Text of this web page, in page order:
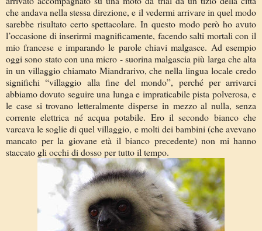
che andava nella stessa direzione, e il vedermi arrivare in quel modo
sarebbe risultato certo spettacolare. In questo modo però ho avuto
l’occasione di inserirmi magnificamente, facendo salti mortali con il
mio francese e imparando le parole chiavi malgasce. Ad esempio
oggi sono stato con una micro - suorina malgascia più larga che alta
in un villaggio chiamato Miandrarivo, che nella lingua locale credo
significhi “villaggio alla fine del mondo”, perché per arrivarci
abbiamo dovuto seguire una lunga e impraticabile pista polverosa, e
le case si trovano letteralmente disperse in mezzo al nulla, senza
corrente elettrica né acqua potabile. Ero il secondo bianco che
varcava le soglie di quel villaggio, e molti dei bambini (che avevano
mancato per la giovane età il bianco precedente) non mi hanno
staccato gli occhi di dosso per tutto il tempo.